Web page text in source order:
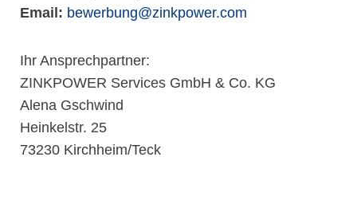
Email: bewerbung@zinkpower.com
Ihr Ansprechpartner:
ZINKPOWER Services GmbH & Co. KG
Alena Gschwind
Heinkelstr. 25
73230 Kirchheim/Teck